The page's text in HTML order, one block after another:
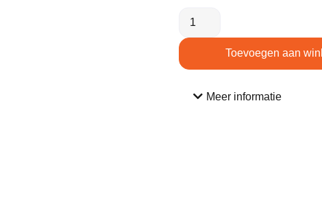
Toevoegen aan
Meer informatie